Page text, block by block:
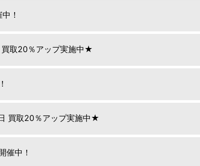
！
買取20％アップ実施中★
買取20％アップ実施中★
催中！